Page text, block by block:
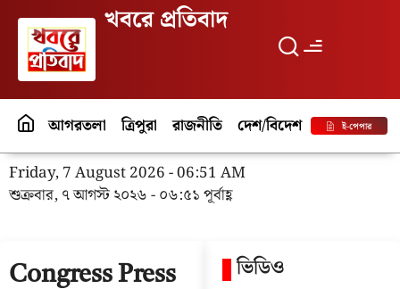
খবরে প্রতিবাদ
আগরতলা ত্রিপুরা রাজনীতি দেশ/বিদেশ পর্যটনই-পেপার
Friday, 7 August 2026 - 06:51 AM
শুক্রবার, ৭ আগস্ট ২০২৬ - ০৬:৫১ পূর্বাহ্ণ
Congress Press
ভিডিও